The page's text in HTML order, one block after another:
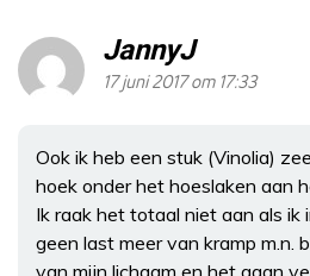
JannyJ
17 juni 2017 om 17:33
Ook ik heb een stuk (Vinolia)
hoek onder het hoeslaken aan
Ik raak het totaal niet aan als ik
geen last meer van kramp m.n.
van mijn lichaam en het gaan